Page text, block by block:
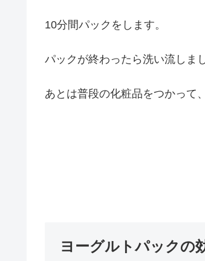
10分間パックをします。
パックが終わったら洗い流しま
あとは普段の化粧品をつかって
ヨーグルトパックの